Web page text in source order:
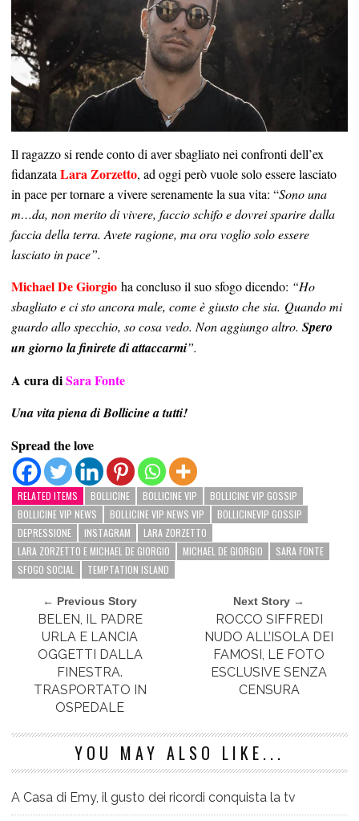
Il ragazzo si rende conto di aver sbagliato nei confronti dell’ex
fidanzataLara Zorzetto, ad oggi però vuole solo essere lasciato
in pace per tornare a vivere serenamente la sua vita: “Sono una
m…da, non merito di vivere, faccio schifo e dovrei sparire dalla
faccia della terra. Avete ragione, ma ora voglio solo essere
lasciato in pace”.
Michael De Giorgio ha concluso il suo sfogo dicendo: “Ho
sbagliato e ci sto ancora male, come è giusto che sia. Quando mi
guardo allo specchio, so cosa vedo. Non aggiungo altro. Spero
un giorno la finirete di attaccarmi”.
A cura diSara Fonte
Una vita piena di Bollicine a tutti!
Spread the love
RELATED ITEMS BOLLICINE BOLLICINE VIP
BOLLICINE VIP GOSSIP
BOLLICINE VIP NEWS
BOLLICINE VIP NEWS VIP
BOLLICINEVIP GOSSIP
DEPRESSIONE
INSTAGRAM
LARA ZORZETTO
LARA ZORZETTO E MICHAEL DE GIORGIO
MICHAEL DE GIORGIO
SARA FONTE
SFOGO SOCIAL
TEMPTATION ISLAND
← Previous Story
BELEN, IL PADRE
URLA E LANCIA
OGGETTI DALLA
FINESTRA.
TRASPORTATO IN
OSPEDALE
Next Story →
ROCCO SIFFREDI
NUDO ALL’ISOLA DEI
FAMOSI, LE FOTO
ESCLUSIVE SENZA
CENSURA
YOU MAY ALSO LIKE...
A Casa di Emy, il gusto dei ricordi conquista la tv